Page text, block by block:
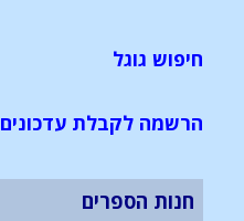
חיפוש גוגל
הרשמה לקבלת עדכונים
חנות הספרים